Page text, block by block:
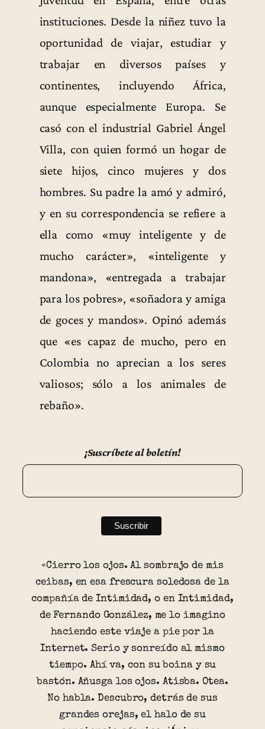
instituciones. Desde la niñez tuvo la
oportunidad de viajar, estudiar y
trabajar en diversos países y
continentes, incluyendo África,
aunque especialmente Europa. Se
casó con el industrial Gabriel Ángel
Villa, con quien formó un hogar de
siete hijos, cinco mujeres y dos
hombres. Su padre la amó y admiró,
y en su correspondencia se refiere a
ella como «muy inteligente y de
mucho carácter», «inteligente y
mandona», «entregada a trabajar
para los pobres», «soñadora y amiga
de goces y mandos». Opinó además
que «es capaz de mucho, pero en
Colombia no aprecian a los seres
valiosos; sólo a los animales de
rebaño».
¡Suscríbete al boletín!
«Cierro los ojos. Al sombrajo de mis
ceibas, en esa frescura soledosa de la
compañía de Intimidad, o en Intimidad,
de Fernando González, me lo imagino
haciendo este viaje a pie por la
Internet. Serio y sonreído al mismo
tiempo. Ahí va, con su boina y su
bastón. Añusga los ojos. Atisba. Otea.
No habla. Descubro, detrás de sus
grandes orejas, el halo de su